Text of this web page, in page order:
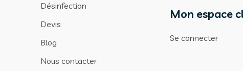
Désinfection
Devis
Blog
Nous contacter
Mon espace
Se connecter